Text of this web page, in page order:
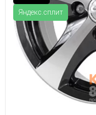
Яндекс.сплит